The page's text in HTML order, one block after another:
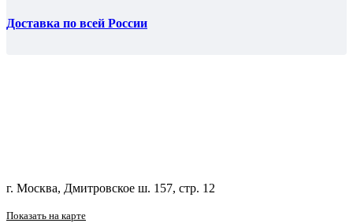
Доставка по всей России
г. Москва, Дмитровское ш. 157, стр. 12
Показать на карте